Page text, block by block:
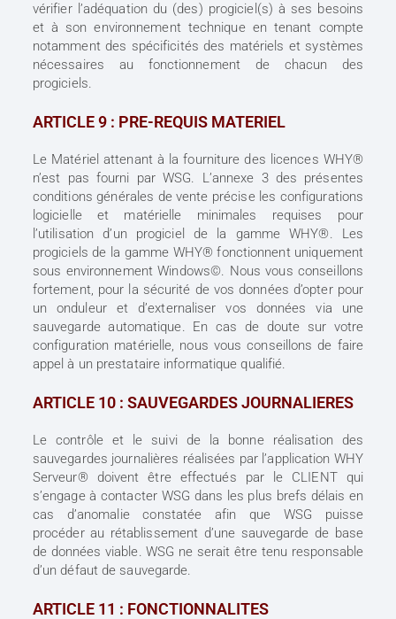
vérifier l’adéquation du (des) progiciel(s) à ses besoins
et à son environnement technique en tenant compte
notamment des spécificités des matériels et systèmes
nécessaires au fonctionnement de chacun des
progiciels.
ARTICLE 9 : PRE-REQUIS MATERIEL
Le Matériel attenant à la fourniture des licences WHY®
n’est pas fourni par WSG. L’annexe 3 des présentes
conditions générales de vente précise les configurations
logicielle et matérielle minimales requises pour
l’utilisation d’un progiciel de la gamme WHY®. Les
progiciels de la gamme WHY® fonctionnent uniquement
sous environnement Windows©. Nous vous conseillons
fortement, pour la sécurité de vos données d’opter pour
un onduleur et d’externaliser vos données via une
sauvegarde automatique. En cas de doute sur votre
configuration matérielle, nous vous conseillons de faire
appel à un prestataire informatique qualifié.
ARTICLE 10 : SAUVEGARDES JOURNALIERES
Le contrôle et le suivi de la bonne réalisation des
sauvegardes journalières réalisées par l’application WHY
Serveur® doivent être effectués par le CLIENT qui
s’engage à contacter WSG dans les plus brefs délais en
cas d’anomalie constatée afin que WSG puisse
procéder au rétablissement d’une sauvegarde de base
de données viable. WSG ne serait être tenu responsable
d’un défaut de sauvegarde.
ARTICLE 11 : FONCTIONNALITES